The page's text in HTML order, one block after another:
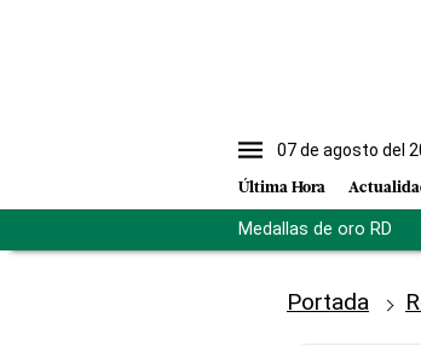
07 de agosto del
Última Hora
Medallas de oro RD
Portada